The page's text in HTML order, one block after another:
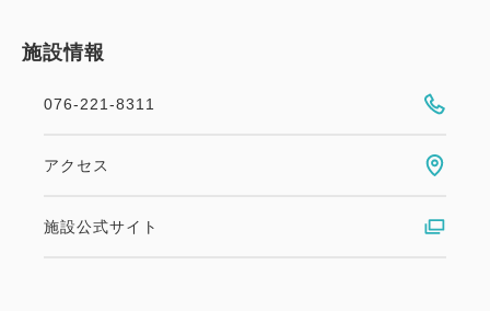
施設情報
076-221-8311
アクセス
施設公式サイト